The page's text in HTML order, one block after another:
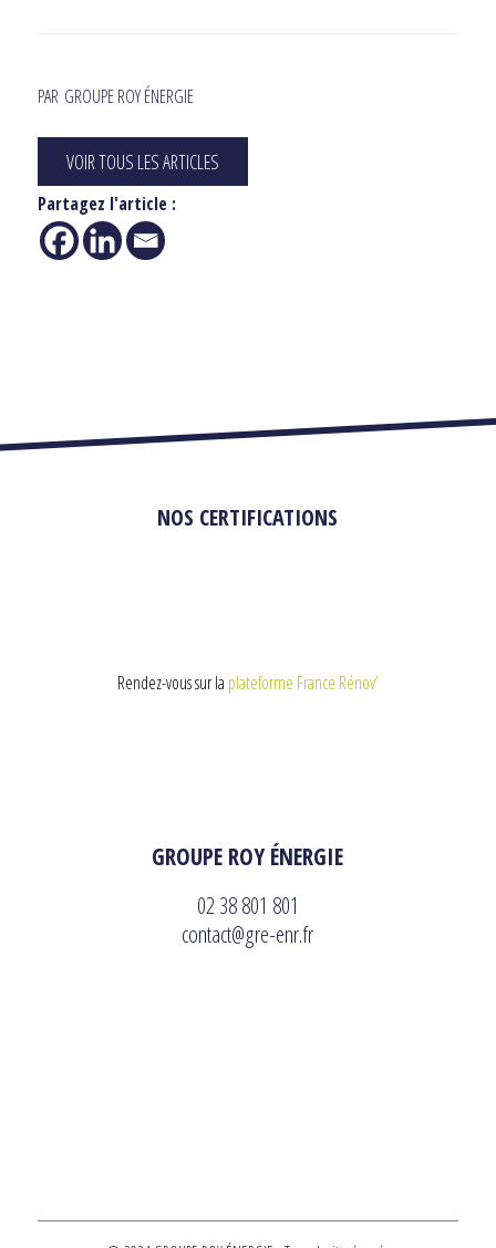
PAR GROUPE ROY ÉNERGIE
VOIR TOUS LES ARTICLES
Partagez l'article :
GROUPE ROY ÉNERGIE
02 38 801 801
contact@gre-enr.fr
NOS CERTIFICATIONS
Rendez-vous sur la plateforme France Rénov’